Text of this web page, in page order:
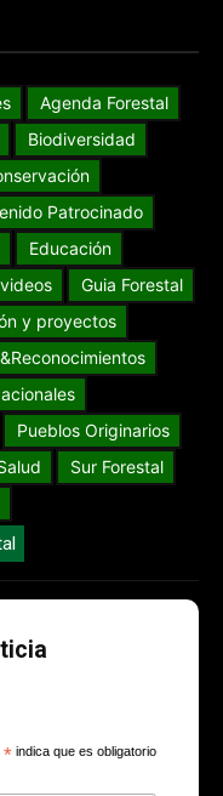
Agenda Forestal
Biodiversidad
Patrocinado
Educación
Guia Forestal
y proyectos
Pueblos Originarios
Sur Forestal
* indica que es obligatorio